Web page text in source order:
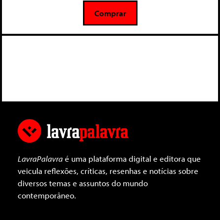
5
Comprar
LavraPalavraé uma plataforma digital e editora que
veicula reflexões, críticas, resenhas e notícias sobre
diversos temas e assuntos do mundo
contemporâneo.